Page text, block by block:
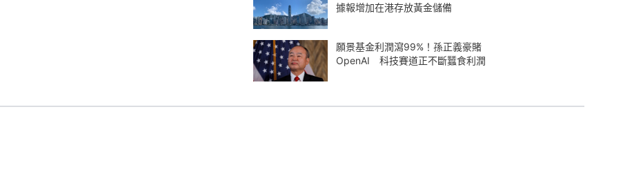
據報增加在港存放黃金儲備
願景基金利潤瀉99%！孫正義豪賭
OpenAI 科技賽道正不斷蠶食利潤